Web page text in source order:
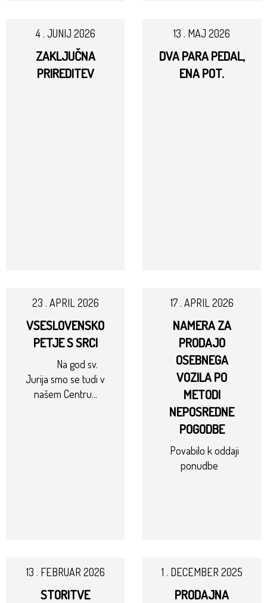
4 . JUNIJ 2026
ZAKLJUČNA
PRIREDITEV
13 . MAJ 2026
DVA PARA PEDAL,
ENA POT.
23 . APRIL 2026
VSESLOVENSKO
PETJE S SRCI
Na god sv.
Jurija smo se tudi v
našem Centru...
17 . APRIL 2026
NAMERA ZA
PRODAJO
OSEBNEGA
VOZILA PO
METODI
NEPOSREDNE
POGODBE
Povabilo k oddaji
ponudbe
13 . FEBRUAR 2026
STORITVE
1 . DECEMBER 2025
PRODAJNA